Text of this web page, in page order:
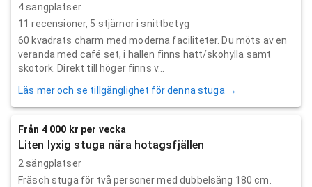
4 sängplatser
11 recensioner, 5 stjärnor i snittbetyg
60 kvadrats charm med moderna faciliteter. Du möts av en
veranda med café set, i hallen finns hatt/skohylla samt
skotork. Direkt till höger finns v...
Läs mer och se tillgänglighet för denna stuga →
Från 4 000 kr per vecka
Liten lyxig stuga nära hotagsfjällen
2 sängplatser
Fräsch stuga för två personer med dubbelsäng 180 cm.